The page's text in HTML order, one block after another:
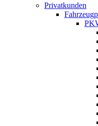
Privatkunden